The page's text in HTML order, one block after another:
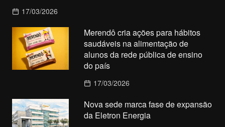
17/03/2026
Merendô cria ações para hábitos
saudáveis na alimentação de
alunos da rede pública de ensino
do país
17/03/2026
Nova sede marca fase de expansão
da Eletron Energia